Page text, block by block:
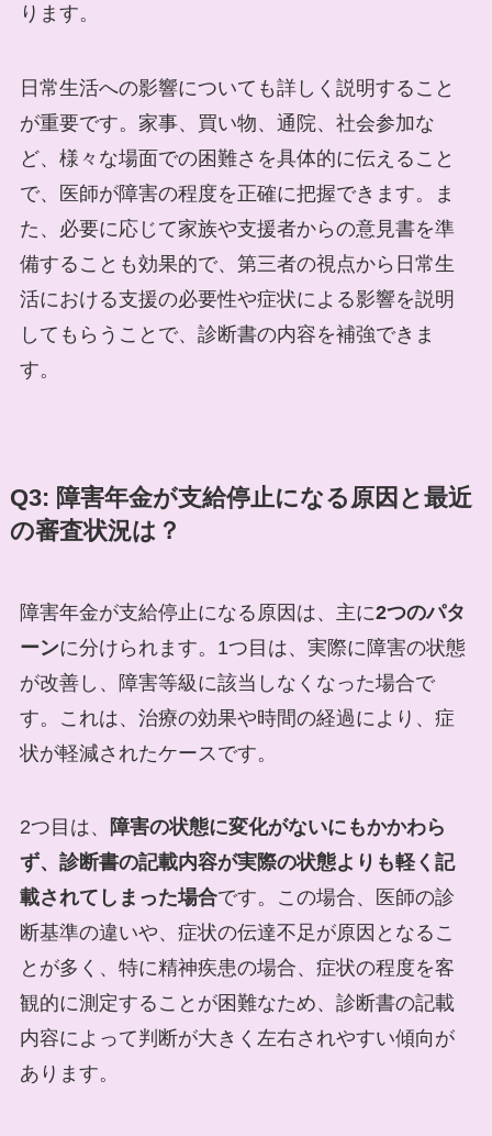
ります。
日常生活への影響についても詳しく説明すること
が重要です。家事、買い物、通院、社会参加な
ど、様々な場面での困難さを具体的に伝えること
で、医師が障害の程度を正確に把握できます。ま
た、必要に応じて家族や支援者からの意見書を準
備することも効果的で、第三者の視点から日常生
活における支援の必要性や症状による影響を説明
してもらうことで、診断書の内容を補強できま
す。
Q3: 障害年金が支給停止になる原因と最近
の審査状況は？
障害年金が支給停止になる原因は、主に2つのパタ
ーンに分けられます。1つ目は、実際に障害の状態
が改善し、障害等級に該当しなくなった場合で
す。これは、治療の効果や時間の経過により、症
状が軽減されたケースです。
2つ目は、
障害の状態に変化がないにもかかわら
ず、診断書の記載内容が実際の状態よりも軽く記
載されてしまった場合です。この場合、医師の診
断基準の違いや、症状の伝達不足が原因となるこ
とが多く、特に精神疾患の場合、症状の程度を客
観的に測定することが困難なため、診断書の記載
内容によって判断が大きく左右されやすい傾向が
あります。